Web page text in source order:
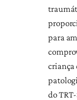
para
criança
do